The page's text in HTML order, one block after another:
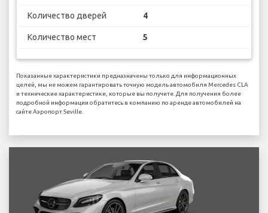
Количество дверей 4
Количество мест 5
Показанные характеристики предназначены только для информационных
целей, мы не можем гарантировать точную модель автомобиля Mercedes CLA
и технические характеристики, которые вы получите. Для получения более
подробной информации обратитесь в компанию по аренде автомобилей на
сайте Аэропорт Seville.